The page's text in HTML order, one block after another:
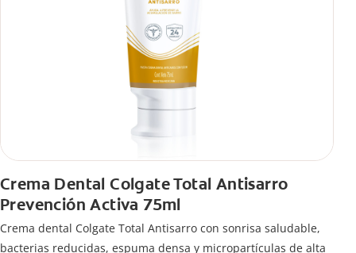
Crema Dental Colgate Total Antisarro
Prevención Activa 75ml
Crema dental Colgate Total Antisarro con sonrisa saludable,
bacterias reducidas, espuma densa y micropartículas de alta